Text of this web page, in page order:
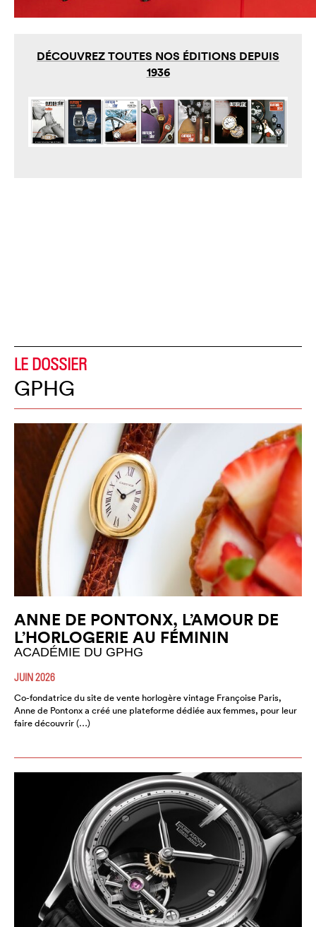
DÉCOUVREZ TOUTES NOS ÉDITIONS DEPUIS
1936
LE DOSSIER
GPHG
ANNE DE PONTONX, L’AMOUR DE
L’HORLOGERIE AU FÉMININ
ACADÉMIE DU GPHG
JUIN 2026
Co-fondatrice du site de vente horlogère vintage Françoise Paris,
Anne de Pontonx a créé une plateforme dédiée aux femmes, pour leur
faire découvrir (…)